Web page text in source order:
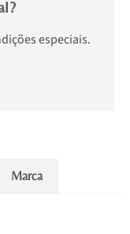
especiais.
Marca